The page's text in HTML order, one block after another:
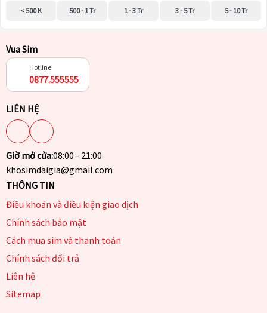
< 500 K 500 - 1 Tr 1 - 3 Tr 3 - 5 Tr 5 - 10 Tr
Vua Sim
Hotline
0877.555555
LIÊN HỆ
Giờ mở cửa:08:00 - 21:00
khosimdaigia@gmail.com
THÔNG TIN
Điều khoản và điều kiện giao dịch
Chính sách bảo mật
Cách mua sim và thanh toán
Chính sách đổi trả
Liên hệ
Sitemap